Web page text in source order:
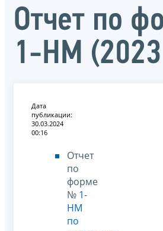
Отчет по
1-НМ
Дата
публикации:
30.03.2024
00:16
Отчет
по
форме
№ 1-
НМ
по